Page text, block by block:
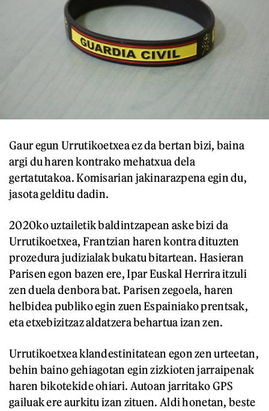
Gaur egun Urrutikoetxea ez da bertan bizi, baina
argi du haren kontrako mehatxua dela
gertatutakoa. Komisarian jakinarazpena egin du,
jasota gelditu dadin.
2020ko uztailetik baldintzapean aske bizi da
Urrutikoetxea, Frantzian haren kontra dituzten
prozedura judizialak bukatu bitartean. Hasieran
Parisen egon bazen ere, Ipar Euskal Herrira itzuli
zen duela denbora bat. Parisen zegoela, haren
helbidea publiko egin zuen Espainiako prentsak,
eta etxebizitzaz aldatzera behartua izan zen.
Urrutikoetxea klandestinitatean egon zen urteetan,
behin baino gehiagotan egin zizkioten jarraipenak
haren bikotekide ohiari. Autoan jarritako GPS
gailuak ere aurkitu izan zituen. Aldi honetan, beste